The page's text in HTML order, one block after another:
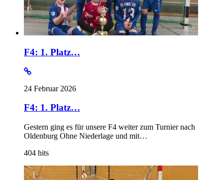
F4: 1. Platz…
24 Februar 2026
F4: 1. Platz…
Gestern ging es für unsere F4 weiter zum Turnier nach
Oldenburg Ohne Niederlage und mit…
404 hits